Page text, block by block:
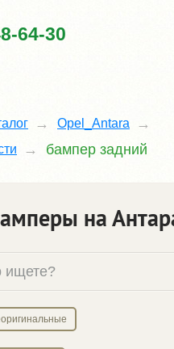
64-30
Opel_Antara
бампер задний
на
ищете?